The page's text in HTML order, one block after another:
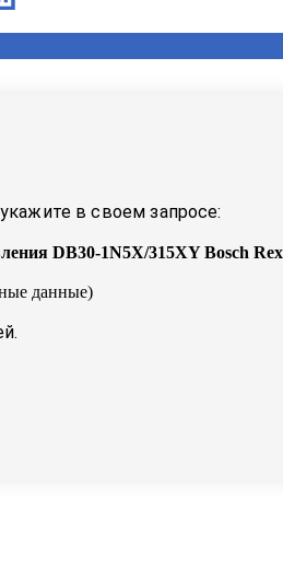
в своем запросе:
DB30-1N5X/315XY Bosch
данные)